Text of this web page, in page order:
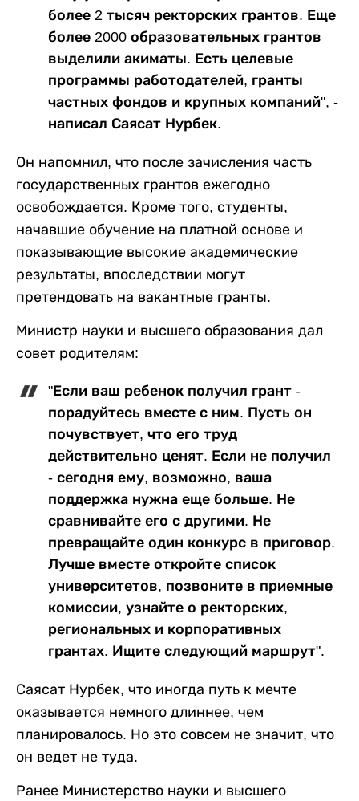
более 2 тысяч ректорских грантов. Еще
более 2000 образовательных грантов
выделили акиматы. Есть целевые
программы работодателей, гранты
частных фондов и крупных компаний", -
написал Саясат Нурбек.
Он напомнил, что после зачисления часть
государственных грантов ежегодно
освобождается. Кроме того, студенты,
начавшие обучение на платной основе и
показывающие высокие академические
результаты, впоследствии могут
претендовать на вакантные гранты.
Министр науки и высшего образования дал
совет родителям:
"Если ваш ребенок получил грант -
порадуйтесь вместе с ним. Пусть он
почувствует, что его труд
действительно ценят. Если не получил
- сегодня ему, возможно, ваша
поддержка нужна еще больше. Не
сравнивайте его с другими. Не
превращайте один конкурс в приговор.
Лучше вместе откройте список
университетов, позвоните в приемные
комиссии, узнайте о ректорских,
региональных и корпоративных
грантах. Ищите следующий маршрут".
Саясат Нурбек, что иногда путь к мечте
оказывается немного длиннее, чем
планировалось. Но это совсем не значит, что
он ведет не туда.
Ранее Министерство науки и высшего